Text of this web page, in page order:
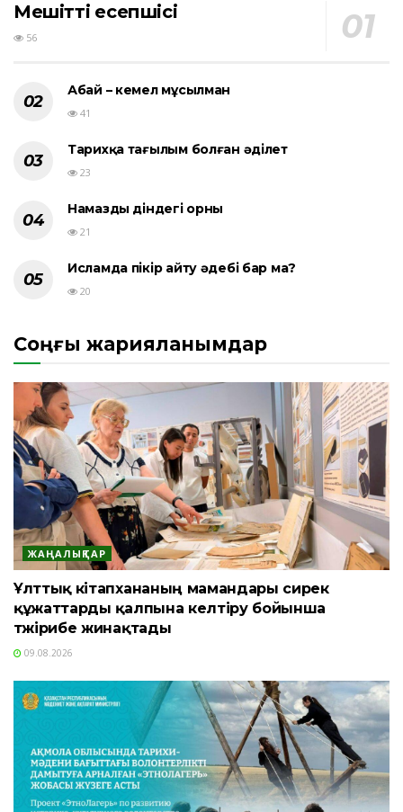
Мешіттің есепшісі
56
Абай – кемел мұсылман
41
Тарихқа тағылым болған әділет
23
Намаздың діндегі орны
21
Исламда пікір айту әдебі бар ма?
20
Соңғы жарияланымдар
ЖАҢАЛЫҚТАР
Ұлттық кітапхананың мамандары сирек
құжаттарды қалпына келтіру бойынша
тәжірибе жинақтады
09.08.2026